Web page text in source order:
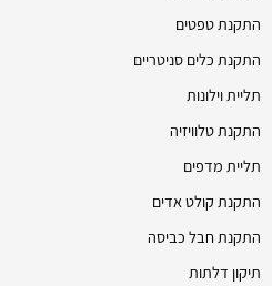
התקנת טפטים
התקנת כלים סניטריים
תליית וילונות
התקנת טלוויזיה
תליית מדפים
התקנת קולט אדים
התקנת חבל כביסה
תיקון דלתות